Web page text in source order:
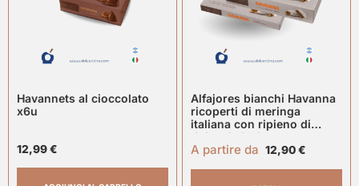
Havannets al cioccolato
x6u
12,99€
Alfajores bianchi Havanna
ricoperti di meringa
italiana con ripieno di
dulce de leche
A partire da 12,90€